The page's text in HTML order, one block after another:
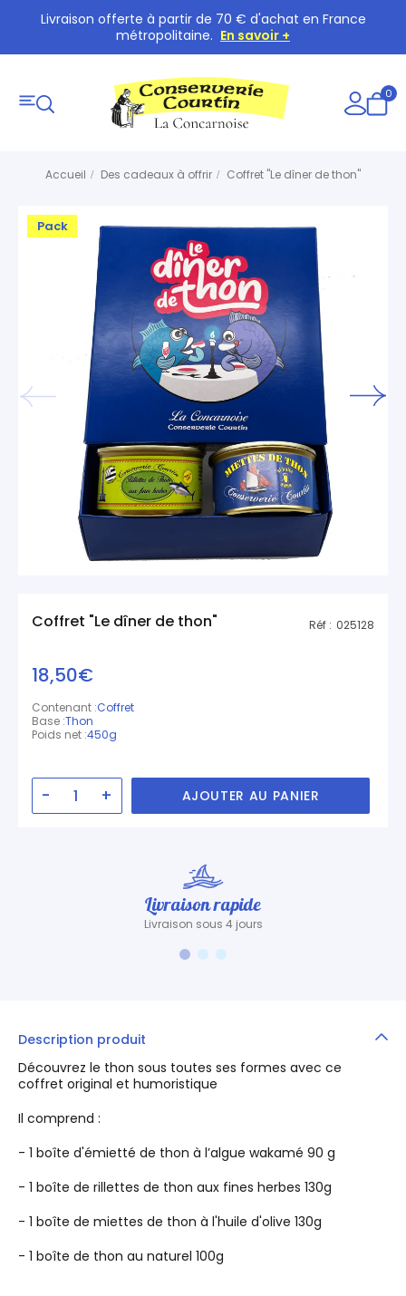
Livraison offerte à partir de 70 € d'achat en France
métropolitaine. En savoir +
0
Accueil Des cadeaux à offrir Coffret "Le dîner de thon"
Pack
Coffret "Le dîner de thon" Réf : 025128
18,50€
Contenant :Coffret
Base :Thon
Poids net :450g
- + AJOUTER AU PANIER
Livraison rapide
Livraison sous 4 jours
Description produit
Découvrez le thon sous toutes ses formes avec ce
coffret original et humoristique
Il comprend :
- 1 boîte d'émietté de thon à l’algue wakamé 90 g
- 1 boîte de rillettes de thon aux fines herbes 130g
- 1 boîte de miettes de thon à l'huile d'olive 130g
- 1 boîte de thon au naturel 100g